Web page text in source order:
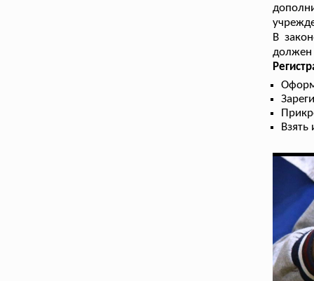
В
должен